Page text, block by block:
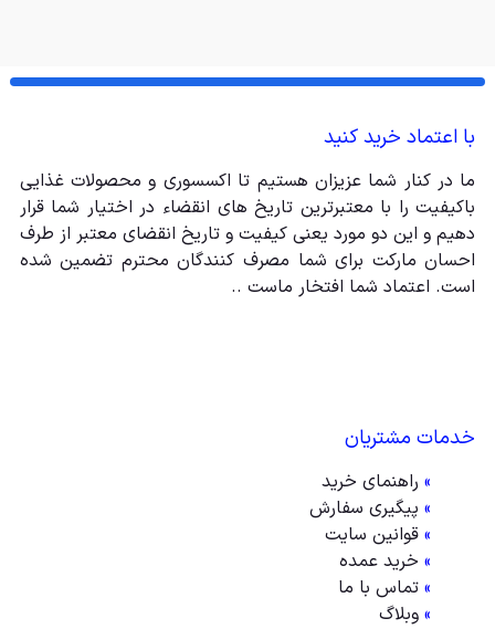
با اعتماد خرید کنید
ما در کنار شما عزیزان هستیم تا اکسسوری و محصولات غذایی
باکیفیت را با معتبرترین تاریخ های انقضاء در اختیار شما قرار
دهیم و این دو مورد یعنی کیفیت و تاریخ انقضای معتبر از طرف
احسان مارکت برای شما مصرف کنندگان محترم تضمین شده
است. اعتماد شما افتخار ماست ..
خدمات مشتریان
» راهنمای خرید
» پیگیری سفارش
» قوانین سایت
» خرید عمده
» تماس با ما
» وبلاگ